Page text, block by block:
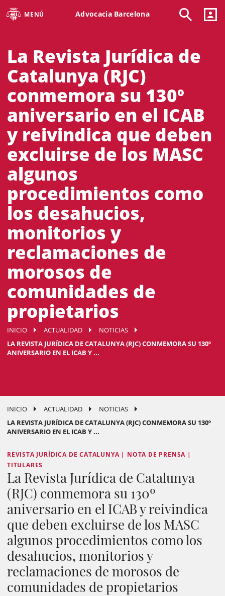
MENÚ Advocacia Barcelona
La Revista Jurídica de
Catalunya (RJC)
conmemora su 130º
aniversario en el ICAB
y reivindica que deben
excluirse de los MASC
algunos
procedimientos como
los desahucios,
monitorios y
reclamaciones de
morosos de
comunidades de
propietarios
INICIO ACTUALIDAD
NOTICIAS
LA REVISTA JURÍDICA DE CATALUNYA (RJC) CONMEMORA SU 130º
ANIVERSARIO EN EL ICAB Y ...
INICIO ACTUALIDAD
NOTICIAS
LA REVISTA JURÍDICA DE CATALUNYA (RJC) CONMEMORA SU 130º
ANIVERSARIO EN EL ICAB Y ...
REVISTA JURÍDICA DE CATALUNYA | NOTA DE PRENSA |
TITULARES
La Revista Jurídica de Catalunya
(RJC) conmemora su 130º
aniversario en el ICAB y reivindica
que deben excluirse de los MASC
algunos procedimientos como los
desahucios, monitorios y
reclamaciones de morosos de
comunidades de propietarios